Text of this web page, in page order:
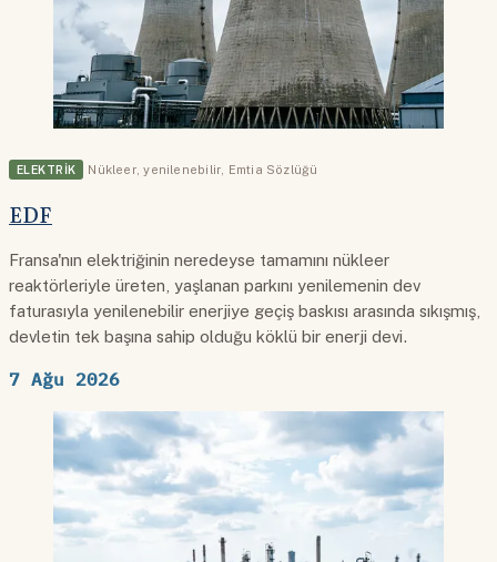
ELEKTRIK Nükleer,yenilenebilir Emtia Sözlüğü
EDF
Fransa'nın elektriğinin neredeyse tamamını nükleer
reaktörleriyle üreten, yaşlanan parkını yenilemenin dev
faturasıyla yenilenebilir enerjiye geçiş baskısı arasında sıkışmış,
devletin tek başına sahip olduğu köklü bir enerji devi.
7 Ağu 2026